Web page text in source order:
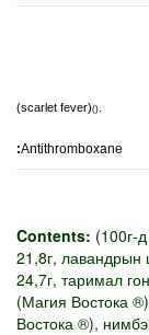
(scarlet fever)()
:Antithromboxane
Contents: (100г-
21,8г, лавандрын
24,7г, таримал
(Магия Востока
Востока ®),